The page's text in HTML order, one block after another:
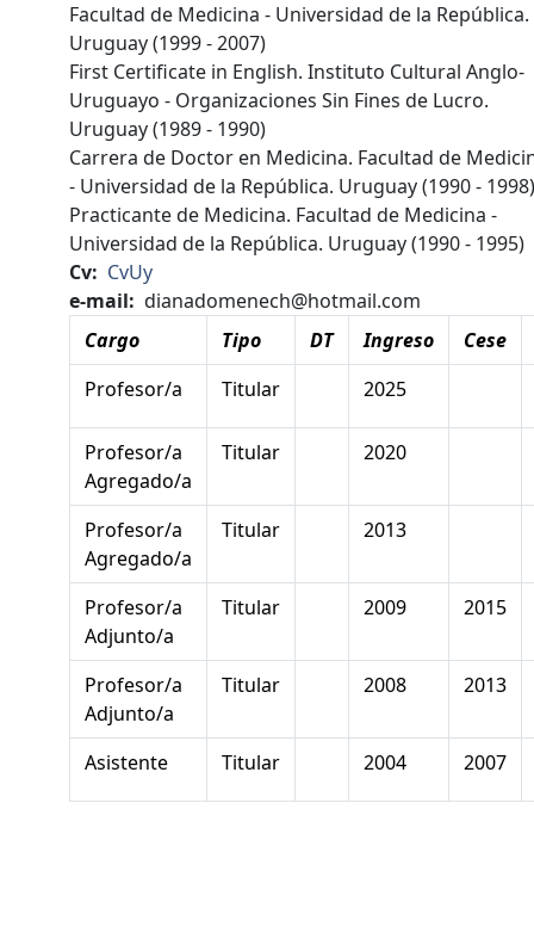
Facultad de Medicina - Universidad de la República.
Uruguay (1999 - 2007)
First Certificate in English. Instituto Cultural Anglo-
Uruguayo - Organizaciones Sin Fines de Lucro.
Uruguay (1989 - 1990)
Carrera de Doctor en Medicina. Facultad de
- Universidad de la República. Uruguay (1990 -
Practicante de Medicina. Facultad de Medicina -
Universidad de la República. Uruguay (1990 - 1995)
Cv
CvUy
e-mail
dianadomenech@hotmail.com
Cargo
Tipo DT Ingreso
Cese
Profesor/a
Titular 2025
Profesor/a
Agregado/a
Titular 2020
Profesor/a
Agregado/a
Titular 2013
Profesor/a
Adjunto/a
Titular 2009 2015
Profesor/a
Adjunto/a
Titular 2008 2013
Asistente Titular 2004 2007